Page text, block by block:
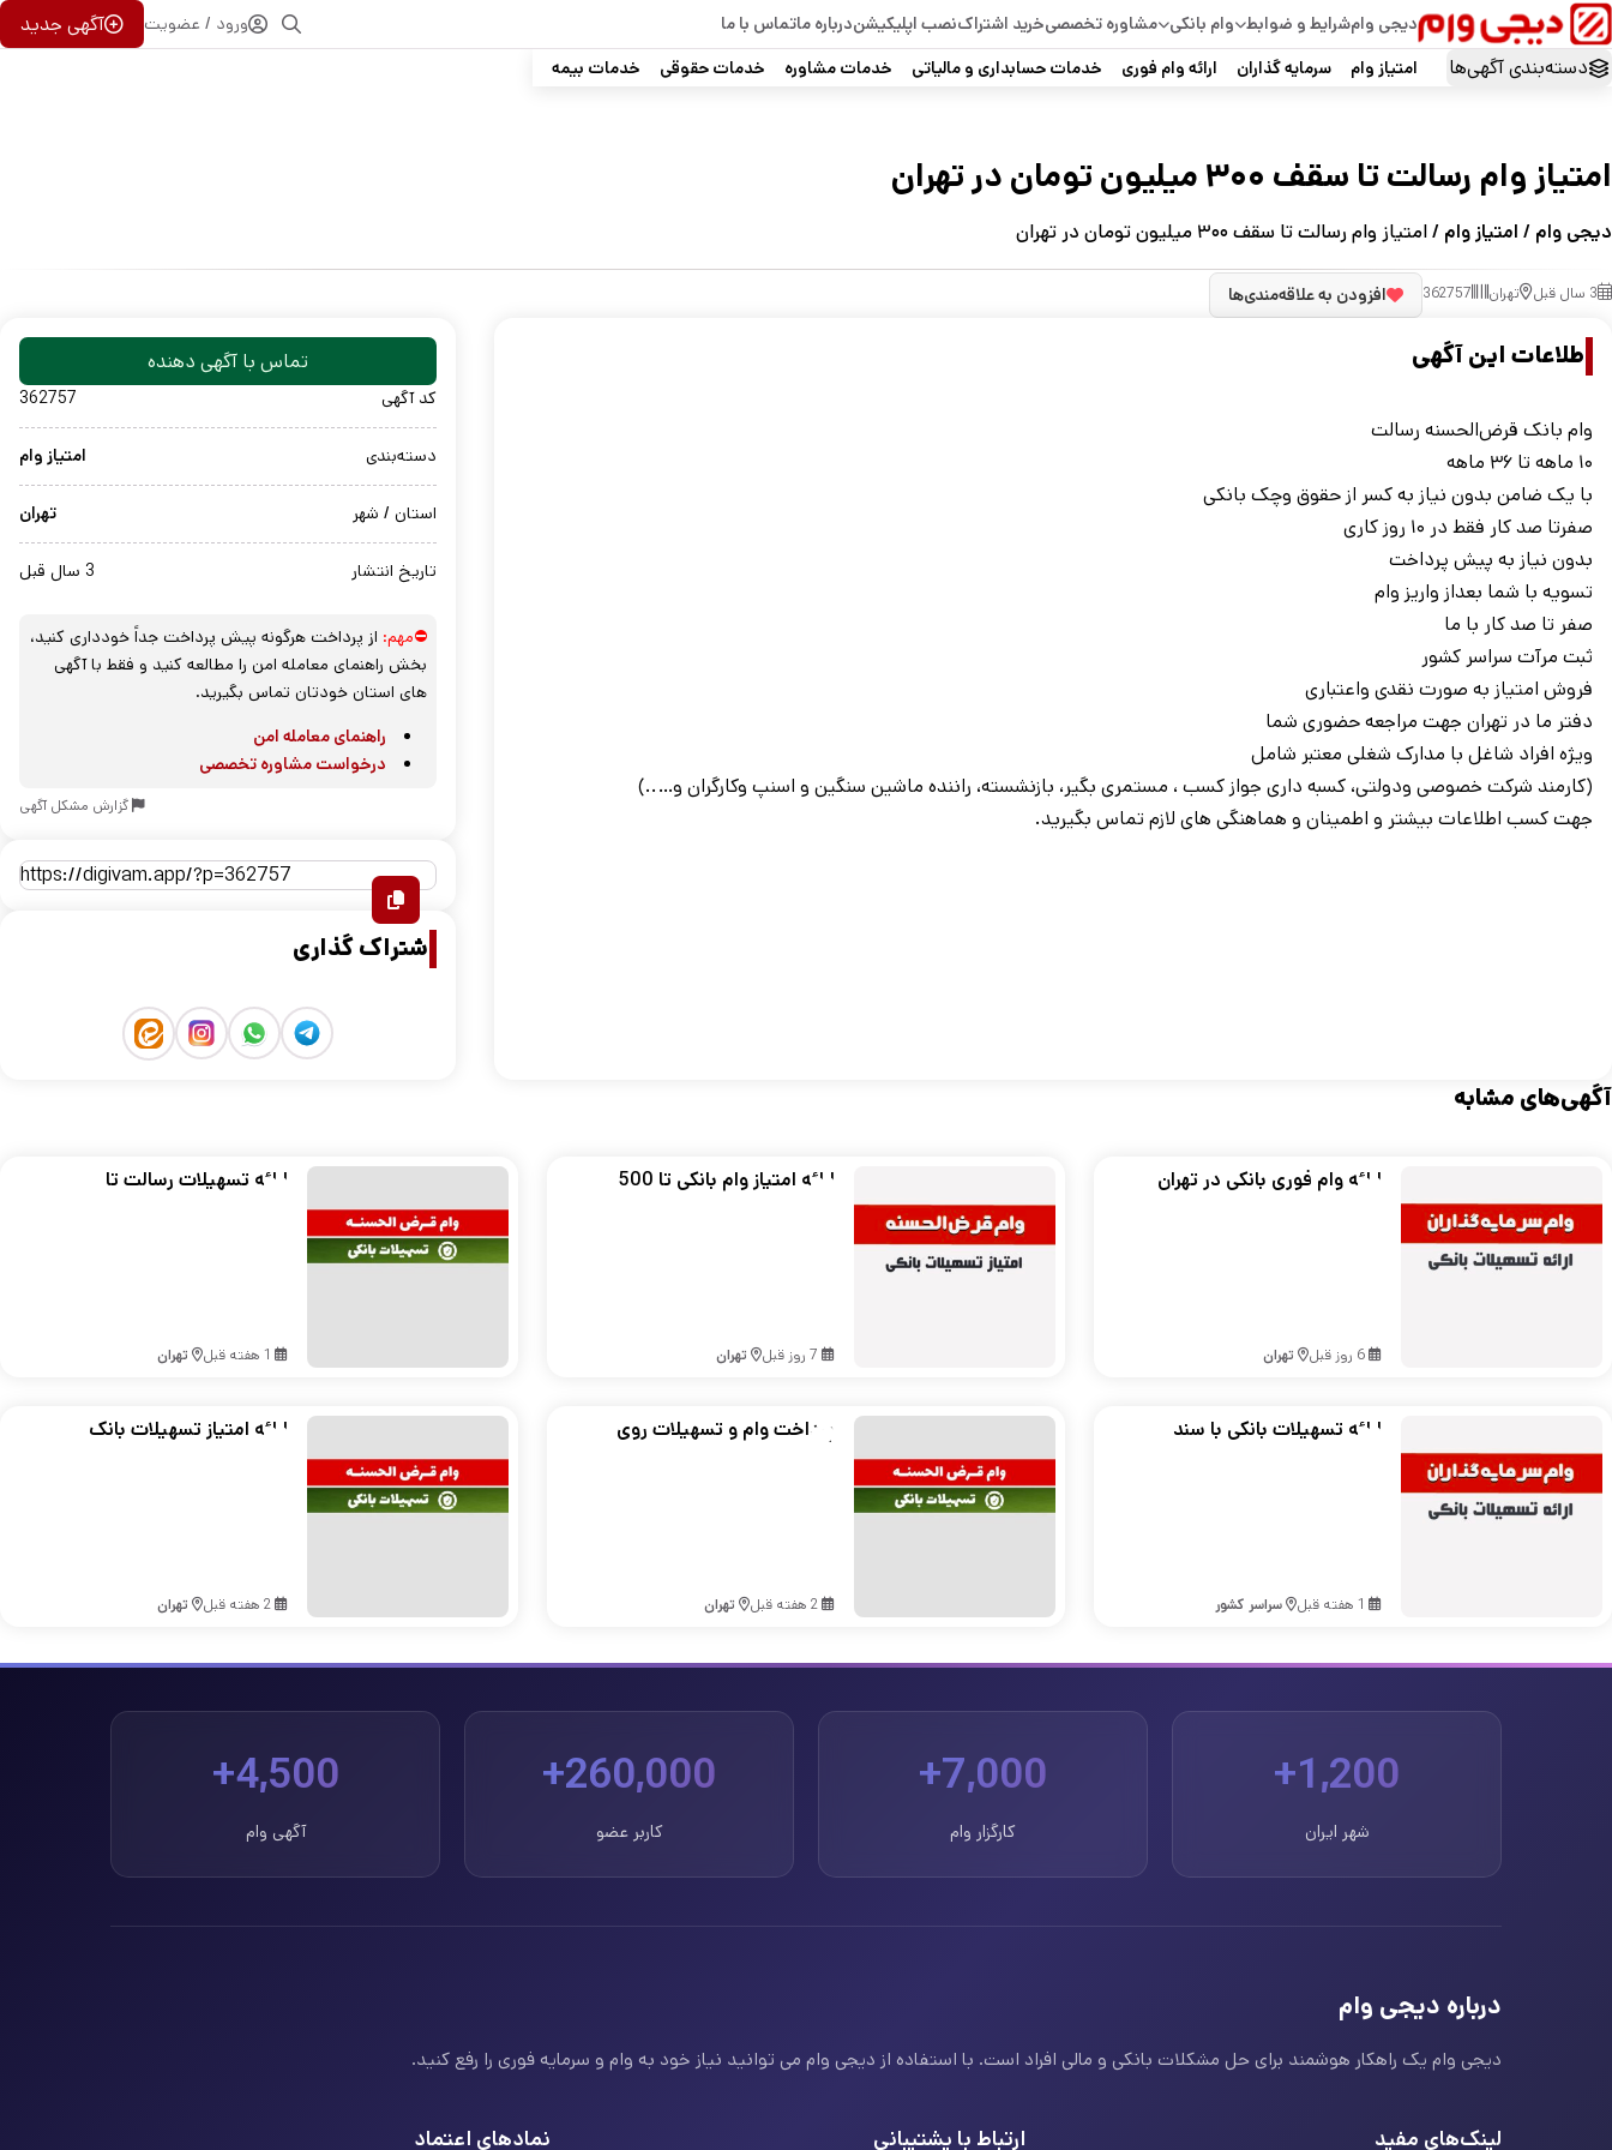
دیجی وامشرایط و ضوابط وام بانکی مشاوره تخصصیخرید اشتراکنصب اپلیکیشندرباره ماتماس با ما ورود / عضویت
آگهی جدید
دسته‌بندی آگهی‌ها
امتیاز وام سرمایه گذاران ارائه وام فوری خدمات حسابداری و مالیاتی خدمات مشاوره خدمات حقوقی خدمات بیمه
امتیاز وام رسالت تا سقف ۳۰۰ میلیون تومان در تهران
دیجی وام / امتیاز وام / امتیاز وام رسالت تا سقف ۳۰۰ میلیون تومان در تهران
3 سال قبل تهران 362757 افزودن به علاقه‌مندی‌ها
اطلاعات این آگهی
وام بانک قرض‌الحسنه رسالت
۱۰ ماهه تا ۳۶ ماهه
با یک ضامن بدون نیاز به کسر از حقوق وچک بانکی
صفرتا صد کار فقط در ۱۰ روز کاری
بدون نیاز به پیش پرداخت
تسویه با شما بعداز واریز وام
صفر تا صد کار با ما
ثبت مرآت سراسر کشور
فروش امتیاز به صورت نقدی واعتباری
دفتر ما در تهران جهت مراجعه حضوری شما
ویژه افراد شاغل با مدارک شغلی معتبر شامل
(کارمند شرکت خصوصی ودولتی، کسبه داری جواز کسب ، مستمری بگیر، بازنشسته، راننده ماشین سنگین و اسنپ وکارگران و…..)
جهت کسب اطلاعات بیشتر و اطمینان و هماهنگی های لازم تماس بگیرید.
تماس با آگهی دهنده
کد آگهی 362757
دسته‌بندی امتیاز وام
استان / شهر تهران
تاریخ انتشار 3 سال قبل
⛔مهم: از پرداخت هرگونه پیش پرداخت جداً خودداری کنید،
بخش راهنمای معامله امن را مطالعه کنید و فقط با آگهی
های استان خودتان تماس بگیرید.
راهنمای معامله امن
درخواست مشاوره تخصصی
گزارش مشکل آگهی
اشتراک گذاری
آگهی‌های مشابه
ارائه وام فوری بانکی در تهران
6 روز قبل تهران
ارائه امتیاز وام بانکی تا 500
7 روز قبل تهران
ارائه تسهیلات رسالت تا
1 هفته قبل تهران
ارائه تسهیلات بانکی با سند
1 هفته قبل سراسر کشور
پرداخت وام و تسهیلات روی
2 هفته قبل تهران
ارائه امتیاز تسهیلات بانک
2 هفته قبل تهران
1,200+
شهر ایران
7,000+
کارگزار وام
260,000+
کاربر عضو
4,500+
آگهی وام
درباره دیجی وام
دیجی وام یک راهکار هوشمند برای حل مشکلات بانکی و مالی افراد است. با استفاده از دیجی وام می توانید نیاز خود به وام و سرمایه فوری را رفع کنید.
لینک‌های مفید ارتباط با پشتیبانی نمادهای اعتماد